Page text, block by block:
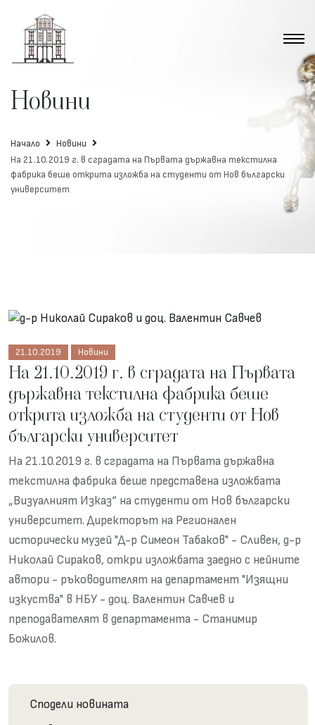
Новини
Начало
Новини
На 21.10.2019 г. в сградата на Първата държавна текстилна
фабрика беше открита изложба на студенти от Нов български
университет
21.10.2019 Новини
На 21.10.2019 г. в сградата на Първата
държавна текстилна фабрика беше
открита изложба на студенти от Нов
български университет
На 21.10.2019 г. в сградата на Първата държавна
текстилна фабрика беше представена изложбата
„Визуалният Изказ“ на студенти от Нов български
университет. Директорът на Регионален
исторически музей "Д-р Симеон Табаков" - Сливен, д-р
Николай Сираков, откри изложбата заедно с нейните
автори - ръководителят на департамент "Изящни
изкуства" в НБУ - доц. Валентин Савчев и
преподавателят в департамента - Станимир
Божилов.
Сподели новината